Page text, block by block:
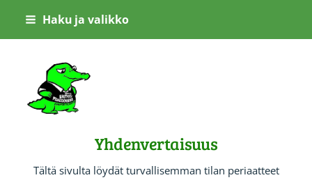
Siirry
Haku ja valikko
Abakus ry
Yhdenvertaisuus
Tältä sivulta löydät turvallisemman tilan periaatteet